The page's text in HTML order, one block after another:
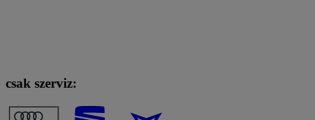
csak szerviz: